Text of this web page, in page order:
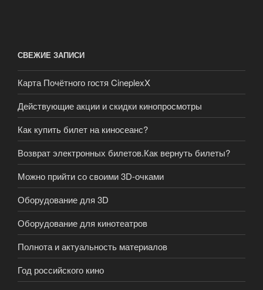
СВЕЖИЕ ЗАПИСИ
Карта Почётного гостя CineplexX
Действующие акции и скидки кинопросмотры
Как купить билет на киносеанс?
Возврат электронных билетов.Как вернуть билеты?
Можно прийти со своими 3D-очками
Оборудование для 3D
Оборудование для кинотеатров
Полнота и актуальность материалов
Год российского кино